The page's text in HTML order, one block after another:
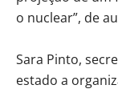
o nuclear”, de
Sara Pinto,
estado a